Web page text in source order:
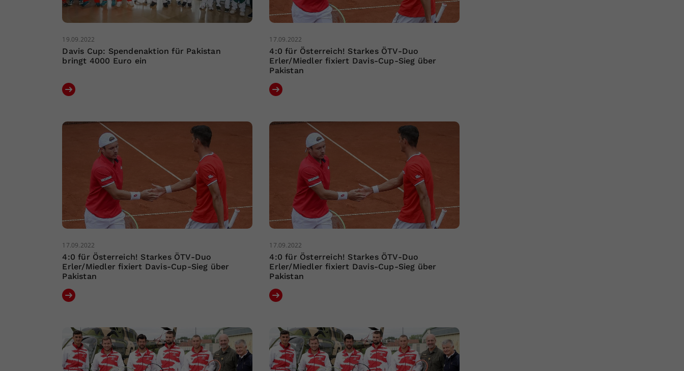
19.09.2022
Davis Cup: Spendenaktion für Pakistan
bringt 4000 Euro ein
17.09.2022
4:0 für Österreich! Starkes ÖTV-Duo
Erler/Miedler fixiert Davis-Cup-Sieg über
Pakistan
17.09.2022
4:0 für Österreich! Starkes ÖTV-Duo
Erler/Miedler fixiert Davis-Cup-Sieg über
Pakistan
17.09.2022
4:0 für Österreich! Starkes ÖTV-Duo
Erler/Miedler fixiert Davis-Cup-Sieg über
Pakistan